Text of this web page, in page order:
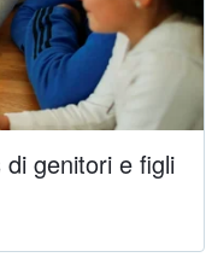
genitori e figli